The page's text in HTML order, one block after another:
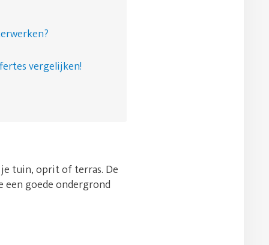
vergelijken!
tuin, oprit of terras. De
een goede ondergrond